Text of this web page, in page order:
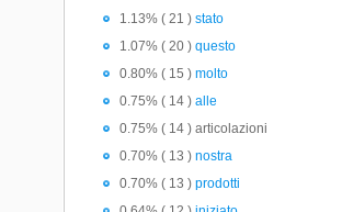
1.13% ( 21 )stato
1.07% ( 20 )questo
0.80% ( 15 )molto
0.75% ( 14 )alle
0.75% ( 14 ) articolazioni
0.70% ( 13 )nostra
0.70% ( 13 )prodotti